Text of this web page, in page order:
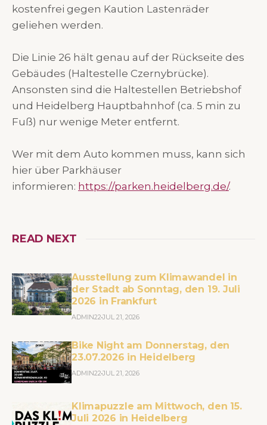
kostenfrei gegen Kaution Lastenräder
geliehen werden.
Die Linie 26 hält genau auf der Rückseite des
Gebäudes (Haltestelle Czernybrücke).
Ansonsten sind die Haltestellen Betriebshof
und Heidelberg Hauptbahnhof (ca. 5 min zu
Fuß) nur wenige Meter entfernt.
Wer mit dem Auto kommen muss, kann sich
hier über Parkhäuser
informieren: https://parken.heidelberg.de/.
READ NEXT
Ausstellung zum Klimawandel in
der Stadt ab Sonntag, den 19. Juli
2026 in Frankfurt
ADMIN22 JUL 21, 2026
Bike Night am Donnerstag, den
23.07.2026 in Heidelberg
ADMIN22 JUL 21, 2026
Klimapuzzle am Mittwoch, den 15.
Juli 2026 in Heidelberg